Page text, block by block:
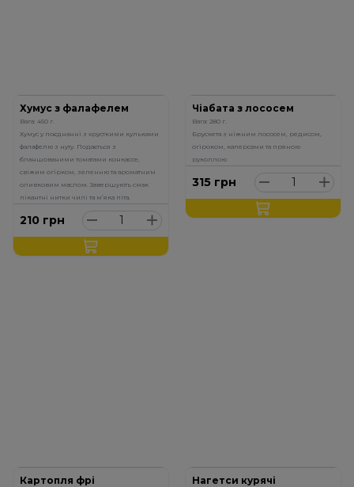
Хумус з фалафелем
Вага: 450 г.
Хумус у поєднанні з хрусткими кульками
фалафелю з нуту. Подається з
бланшованими томатами конкассе,
свіжим огірком, зеленню та ароматним
оливковим маслом. Завершують смак
пікантні нитки чилі та м’яка піта.
210 грн
Чіабата з лососем
Вага: 280 г.
Брускета з ніжним лососем, редисом,
огіроком, каперсами та пряною
руколлою
315 грн
Картопля фрі Нагетси курячі